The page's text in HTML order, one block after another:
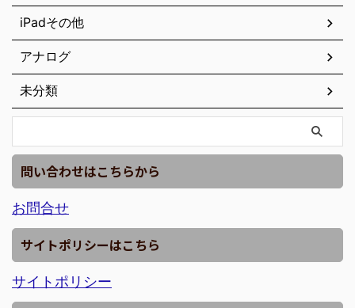
iPadその他
アナログ
未分類
問い合わせはこちらから
お問合せ
サイトポリシーはこちら
サイトポリシー